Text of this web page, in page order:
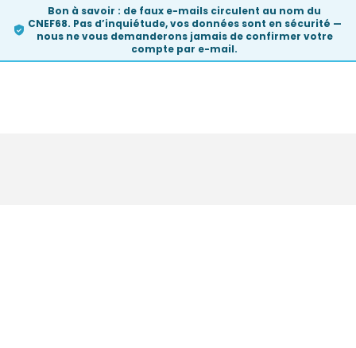
Bon à savoir : de faux e-mails circulent au nom du
CNEF68. Pas d’inquiétude, vos données sont en sécurité —
nous ne vous demanderons jamaisde confirmer votre
compte par e-mail.